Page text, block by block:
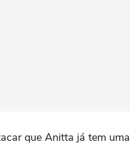
que Anitta já tem uma